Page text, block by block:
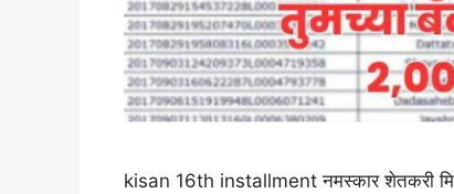
kisan 16th installment नमस्कार शेतकरी